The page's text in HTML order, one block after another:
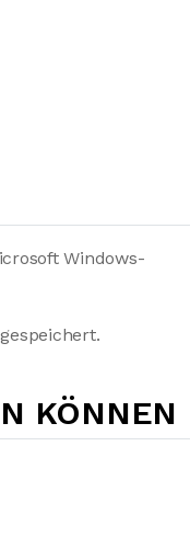
Windows-
KÖNNEN